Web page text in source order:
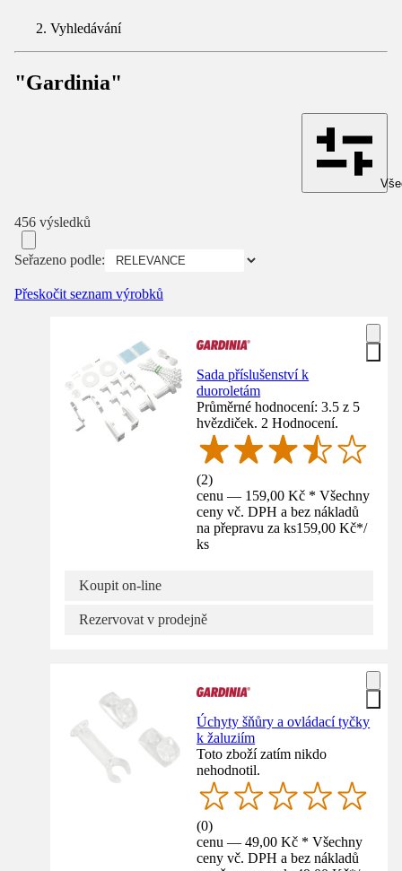
Vyhledávání
"Gardinia"
456 výsledků
Seřazeno podle:
Přeskočit seznam výrobků
Sada příslušenství k
duoroletám
Průměrné hodnocení: 3.5 z 5
hvězdiček. 2 Hodnocení.
(2)
cenu — 159,00 Kč * Všechny
ceny vč. DPH a bez nákladů
na přepravu za ks159,00 Kč*/
ks
Koupit on-line
Rezervovat v prodejně
Úchyty šňůry a ovládací tyčky
k žaluziím
Toto zboží zatím nikdo
nehodnotil.
(0)
cenu — 49,00 Kč * Všechny
ceny vč. DPH a bez nákladů